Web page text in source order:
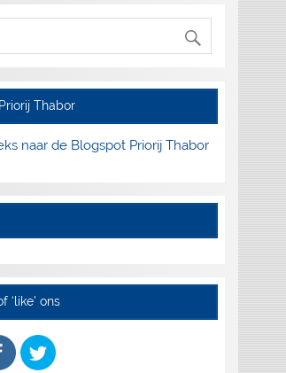
Thabor
naar de Blogspot Priorij Thabor
‘like’ ons